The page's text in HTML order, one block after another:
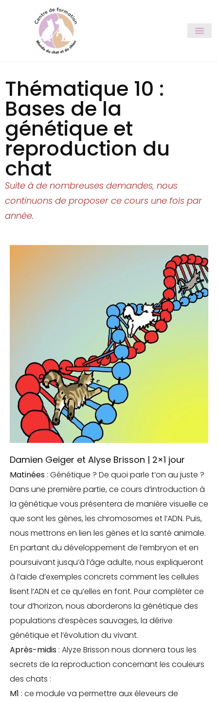
Thématique 10 :
Bases de la
génétique et
reproduction du
chat
Suite à de nombreuses demandes, nous
continuons de proposer ce cours une fois par
année.
Damien Geiger et Alyse Brisson | 2×1 jour
Matinées : Génétique ? De quoi parle t’on au juste ?
Dans une première partie, ce cours d’introduction à
la génétique vous présentera de manière visuelle ce
que sont les gènes, les chromosomes et l’ADN. Puis,
nous mettrons en lien les gènes et la santé animale.
En partant du développement de l’embryon et en
poursuivant jusqu’à l’âge adulte, nous expliqueront
à l’aide d’exemples concrets comment les cellules
lisent l’ADN et ce qu’elles en font. Pour compléter ce
tour d’horizon, nous aborderons la génétique des
populations d’espèces sauvages, la dérive
génétique et l’évolution du vivant.
Après-midis : Alyze Brisson nous donnera tous les
secrets de la reproduction concernant les couleurs
des chats :
M1 : ce module va permettre aux éleveurs de